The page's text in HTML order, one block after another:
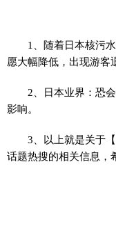
1、随着日本核污
愿大幅降低，出现游客
2、日本业界：恐
影响。
3、以上就是关于
话题热搜的相关信息，